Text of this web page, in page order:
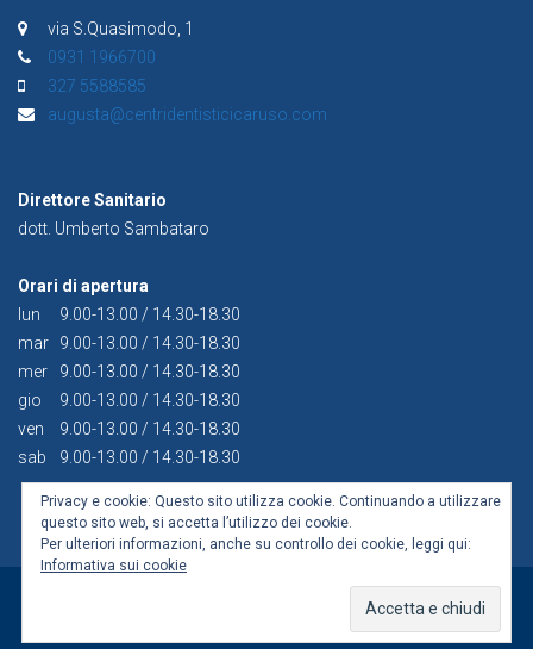
via S.Quasimodo, 1
0931 1966700
327 5588585
augusta@centridentisticicaruso.com
Direttore Sanitario
dott. Umberto Sambataro
Orari di apertura
lun
9.00-13.00 / 14.30-18.30
mar
9.00-13.00 / 14.30-18.30
mer
9.00-13.00 / 14.30-18.30
gio
9.00-13.00 / 14.30-18.30
ven
9.00-13.00 / 14.30-18.30
sab
9.00-13.00 / 14.30-18.30
Informative sulla
Privacy e cookie: Questo sito utilizza cookie. Continuando a utilizzare
questo sito web, si accetta l’utilizzo dei cookie.
Per ulteriori informazioni, anche su controllo dei cookie, leggi qui:
Informativa sui cookie